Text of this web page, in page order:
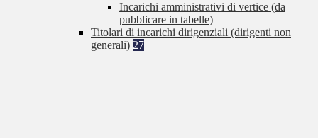
Incarichi amministrativi di vertice (da
pubblicare in tabelle)
Titolari di incarichi dirigenziali (dirigenti non
generali) 27